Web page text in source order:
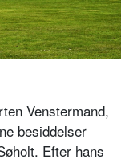
Venstermand,
besiddelser
Efter hans